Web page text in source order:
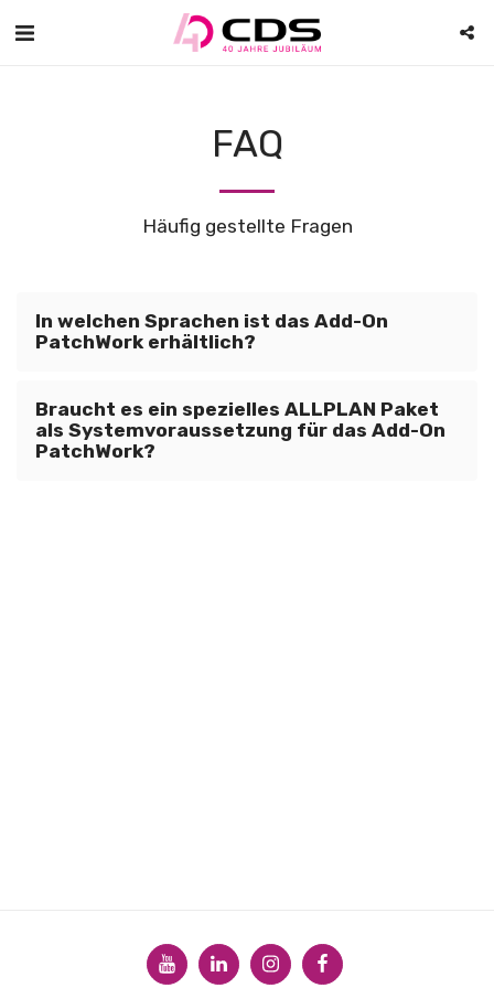
FAQ
Häufig gestellte Fragen
In welchen Sprachen ist das Add-On
PatchWork erhältlich?
Braucht es ein spezielles ALLPLAN Paket
als Systemvoraussetzung für das Add-On
PatchWork?